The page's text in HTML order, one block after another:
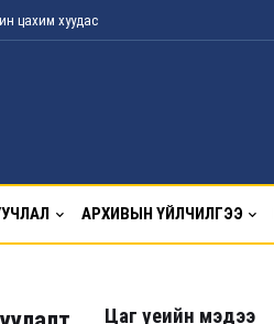
цахим хуудас
АРХИВЫН ҮЙЛЧИЛГЭЭ
Цаг үеийн мэдээ